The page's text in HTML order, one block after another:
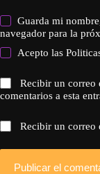
Guarda mi
navegador para la
Acepto las
Recibir un correo
comentarios a esta
Recibir un correo
Publicar el